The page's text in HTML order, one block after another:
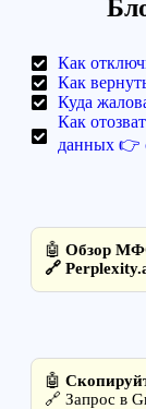
Как
Как
Куда
Как
данных 👉
🤖 Обзор
🔗
🤖
🔗 Запрос в